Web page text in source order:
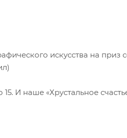
искусства на приз
И наше «Хрустальное